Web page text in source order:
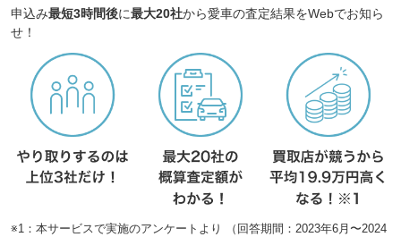
申込み最短3時間後に最大20社から愛車の査定結果をWebでお知ら
せ！
※1：本サービスで実施のアンケートより （回答期間：2023年6月〜2024